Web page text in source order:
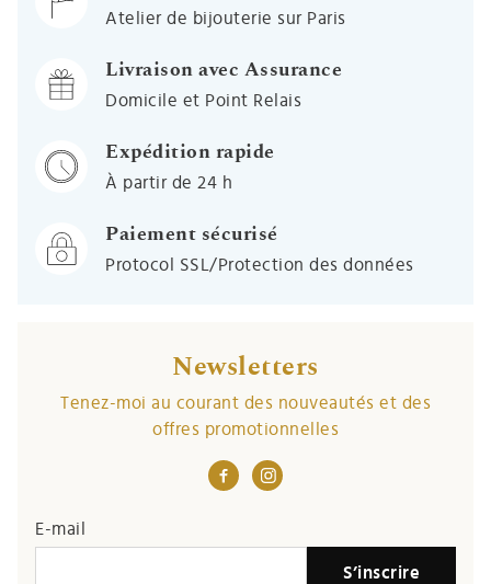
Atelier de bijouterie sur Paris
Livraison avec Assurance
Domicile et Point Relais
Expédition rapide
À partir de 24 h
Paiement sécurisé
Protocol SSL/Protection des données
Newsletters
Tenez-moi au courant des nouveautés et des
offres promotionnelles
E-mail
S’inscrire